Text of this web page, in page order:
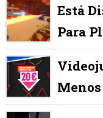
Está
Para
Menos